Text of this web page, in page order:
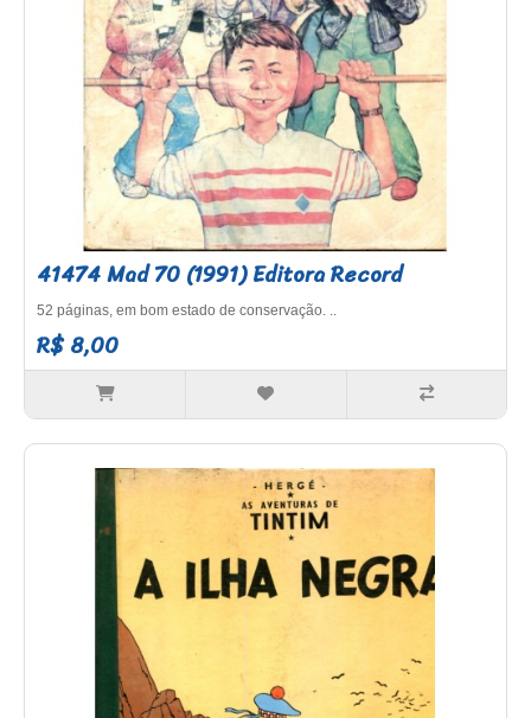
41474 Mad 70 (1991) Editora Record
52 páginas, em bom estado de conservação. ..
R$ 8,00